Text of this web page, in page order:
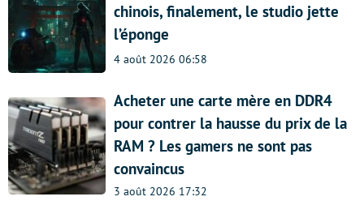
chinois, finalement, le studio jette
l’éponge
4 août 2026 06:58
Acheter une carte mère en DDR4
pour contrer la hausse du prix de la
RAM ? Les gamers ne sont pas
convaincus
3 août 2026 17:32